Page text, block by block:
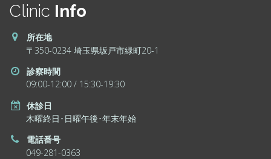
Clinic Info
所在地
〒350-0234 埼玉県坂戸市緑町20-1
診察時間
09:00-12:00 / 15:30-19:30
休診日
木曜終日･日曜午後･年末年始
電話番号
049-281-0363